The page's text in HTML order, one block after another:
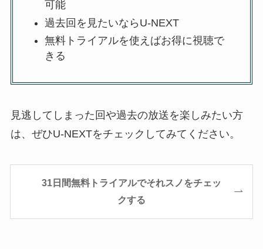
可能
過去回を見たいならU-NEXT
無料トライアルを使えばお得に視聴で
きる
見逃してしまった回や過去の放送を楽しみたい方
は、ぜひU-NEXTをチェックしてみてください。
31日間無料トライアルでそれスノをチェッ
クする